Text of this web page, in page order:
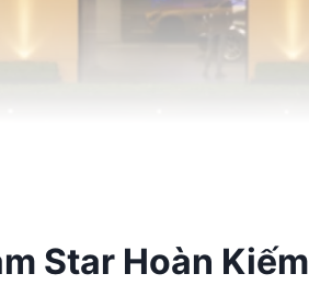
Star Hoàn Kiếm